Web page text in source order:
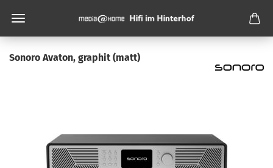
Sonoro Avaton, graphit (matt)